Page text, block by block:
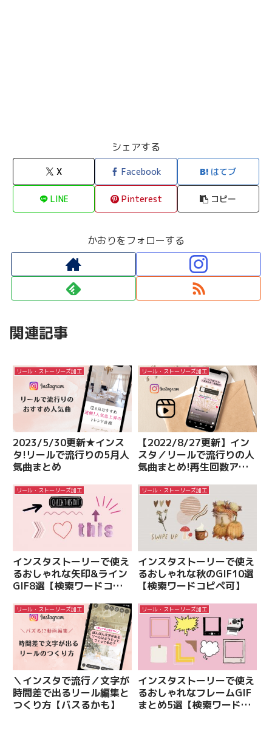
シェアする
X Facebook はてブ
LINE Pinterest コピー
かおりをフォローする
関連記事
リール・ストーリーズ加工
2023/5/30更新★インス
タ!リールで流行りの5月人
気曲まとめ
リール・ストーリーズ加工
【2022/8/27更新】イン
スタ／リールで流行りの人
気曲まとめ!再生回数アッ
リール・ストーリーズ加工
インスタストーリーで使え
るおしゃれな矢印&ライン
GIF8選【検索ワードコピ
リール・ストーリーズ加工
インスタストーリーで使え
るおしゃれな秋のGIF10選
【検索ワードコピペ可】
リール・ストーリーズ加工
＼インスタで流行／文字が
時間差で出るリール編集と
つくり方【バスるかも】
リール・ストーリーズ加工
インスタストーリーで使え
るおしゃれなフレームGIF
まとめ5選【検索ワードコ